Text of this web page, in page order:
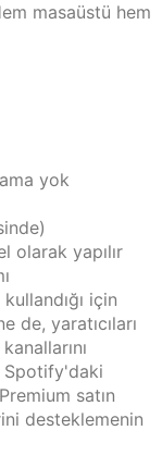
masaüstü hem
yok
olarak yapılır
için
de, yaratıcıları
Spotify'daki
satın
desteklemenin